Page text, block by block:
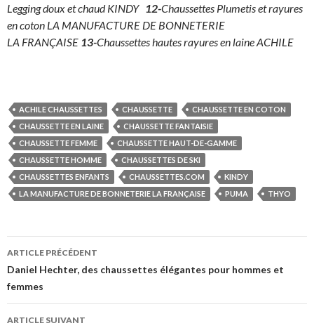
Legging doux et chaud KINDY 12-Chaussettes Plumetis et rayures
en coton LA MANUFACTURE DE BONNETERIE
LA FRANÇAISE 13-Chaussettes hautes rayures en laine ACHILE
ACHILE CHAUSSETTES CHAUSSETTE
CHAUSSETTE EN COTON
CHAUSSETTE EN LAINE
CHAUSSETTE FANTAISIE
CHAUSSETTE FEMME
CHAUSSETTE HAUT-DE-GAMME
CHAUSSETTE HOMME
CHAUSSETTES DE SKI
CHAUSSETTES ENFANTS
CHAUSSETTES.COM
KINDY
LA MANUFACTURE DE BONNETERIE LA FRANÇAISE
PUMA THYO
Navigation
des
articles
ARTICLE PRÉCÉDENT
Daniel Hechter, des chaussettes élégantes pour hommes et
femmes
ARTICLE SUIVANT